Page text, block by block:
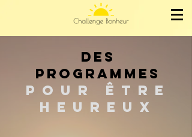
des
programmes
Pour Être
heureux